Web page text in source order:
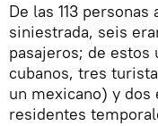
De las 113
siniestrada, seis
pasajeros; de estos
cubanos, tres
un mexicano) y dos
residentes